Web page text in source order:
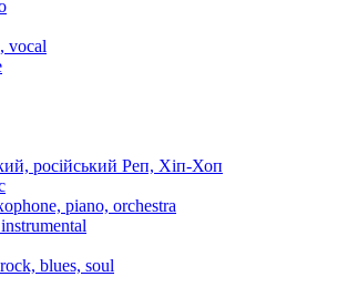
vocal
російський Реп, Хіп-Хоп
piano, orchestra
blues, soul